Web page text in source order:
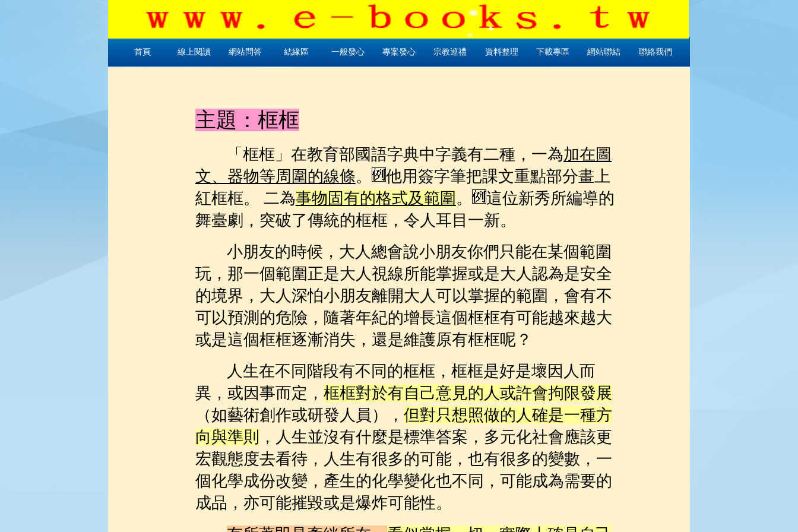
主題：框框
「框框」在教育部國語字典中字義有二種，一為加在圖
文、器物等周圍的線條。
他用簽字筆把課文重點部分畫上
紅框框。 二為事物固有的格式及範圍 。
這位新秀所編導的
舞臺劇，突破了傳統的框框，令人耳目一新。
小朋友的時候，大人總會說小朋友你們只能在某個範圍
玩，那一個範圍正是大人視線所能掌握或是大人認為是安全
的境界，大人深怕小朋友離開大人可以掌握的範圍，會有不
可以預測的危險，隨著年紀的增長這個框框有可能越來越大
或是這個框框逐漸消失，還是維護原有框框呢？
人生在不同階段有不同的框框，框框是好是壞因人而
異，或因事而定， 框框對於有自己意見的人或許會拘限發展
（如藝術創作或研發人員）， 但對只想照做的人確是一種方
向與準則
，人生並沒有什麼是標準答案，多元化社會應該更
宏觀態度去看待，人生有很多的可能，也有很多的變數，一
個化學成份改變，產生的化學變化也不同，可能成為需要的
成品，亦可能摧毀或是爆炸可能性。
首頁 線上閱讀 網站問答 結緣區 一般發心 專案發心 宗教巡禮 資料整理 下載專區 網站聯結 聯絡我們